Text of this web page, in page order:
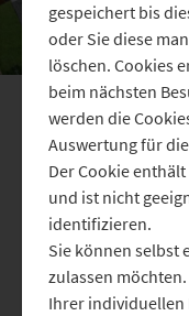
So geht’s
10. Juli 2020 11:02
Bald können Sie auch
Am Montag öffnet die
bleibt vorerst
gespeichert bis
oder Sie diese
löschen. Cookies
beim nächsten
werden die
Auswertung für
Der Cookie
und ist nicht
identifizieren.
Sie können selbst
zulassen
Ihrer individuellen